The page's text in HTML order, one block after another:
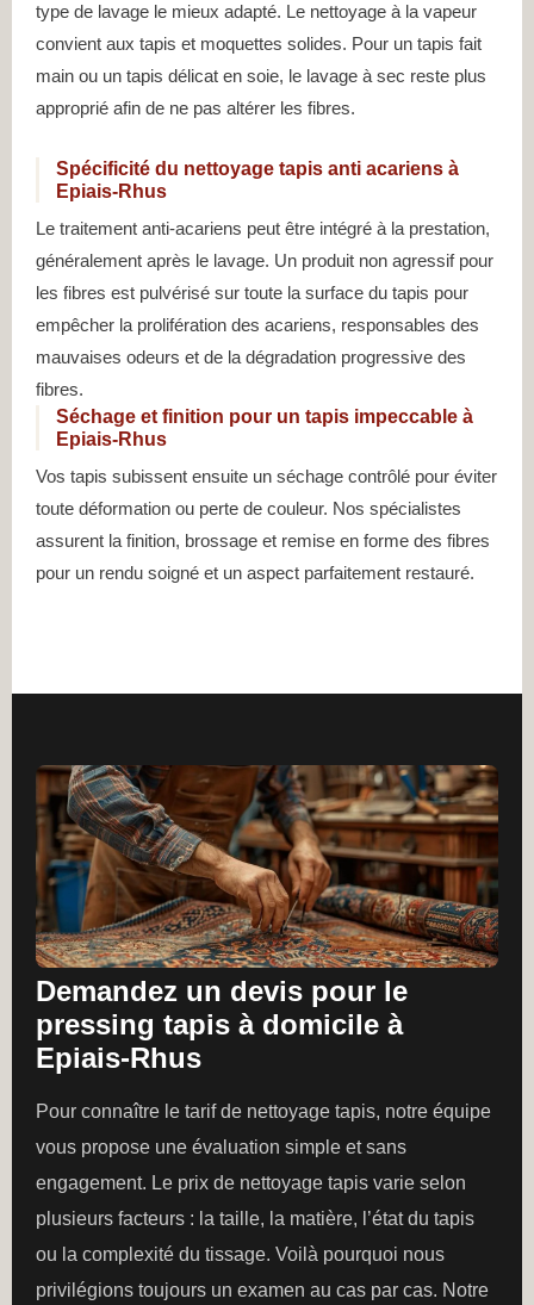
type de lavage le mieux adapté. Le nettoyage à la vapeur
convient aux tapis et moquettes solides. Pour un tapis fait
main ou un tapis délicat en soie, le lavage à sec reste plus
approprié afin de ne pas altérer les fibres.
Spécificité du nettoyage tapis anti acariens à
Epiais-Rhus
Le traitement anti-acariens peut être intégré à la prestation,
généralement après le lavage. Un produit non agressif pour
les fibres est pulvérisé sur toute la surface du tapis pour
empêcher la prolifération des acariens, responsables des
mauvaises odeurs et de la dégradation progressive des
fibres.
Séchage et finition pour un tapis impeccable à
Epiais-Rhus
Vos tapis subissent ensuite un séchage contrôlé pour éviter
toute déformation ou perte de couleur. Nos spécialistes
assurent la finition, brossage et remise en forme des fibres
pour un rendu soigné et un aspect parfaitement restauré.
Demandez un devis pour le
pressing tapis à domicile à
Epiais-Rhus
Pour connaître le tarif de nettoyage tapis, notre équipe
vous propose une évaluation simple et sans
engagement. Le prix de nettoyage tapis varie selon
plusieurs facteurs : la taille, la matière, l’état du tapis
ou la complexité du tissage. Voilà pourquoi nous
privilégions toujours un examen au cas par cas. Notre